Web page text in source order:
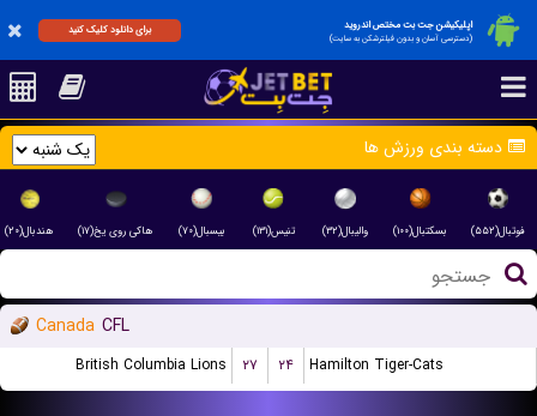
اپلیکیشن جت بت مختص اندروید
(دسترسی آسان و بدون فیلترشکن به سایت)
برای دانلود کلیک کنید
دسته بندی ورزش ها
فوتبال(۵۵۲) بسکتبال(۱۰۰) والیبال(۳۲) تنیس(۱۳۱) بیسبال(۷۰) هاکی روی یخ(۱۷) هندبال(۲۰)
Canada CFL
British Columbia Lions ۲۷ ۲۴ Hamilton Tiger-Cats